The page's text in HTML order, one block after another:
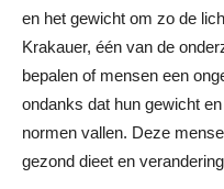
en het gewicht om zo de
Krakauer, één van de
bepalen of mensen een
ondanks dat hun gewicht
normen vallen. Deze
gezond dieet en